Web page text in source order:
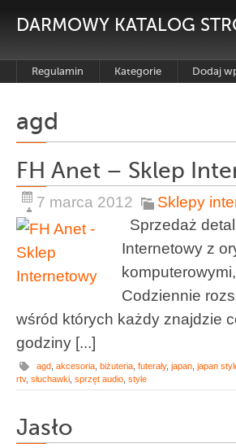
DARMOWY KATALOG
Regulamin Kategorie Dodaj
agd
FH Anet – Sklep
7 marca 2012 Sklepy
Sprzedaż
Internetowy z
Codziennie
wśród których każdy znajdzie
godziny [...]
agd akcesoria biżuteria futerały, japan japan
rtv, słuchawki sprzęt audio style
Jasło